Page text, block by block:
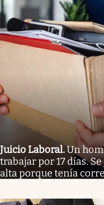
Juicio Laboral.Un
trabajar por 17 días.
alta porque tenía